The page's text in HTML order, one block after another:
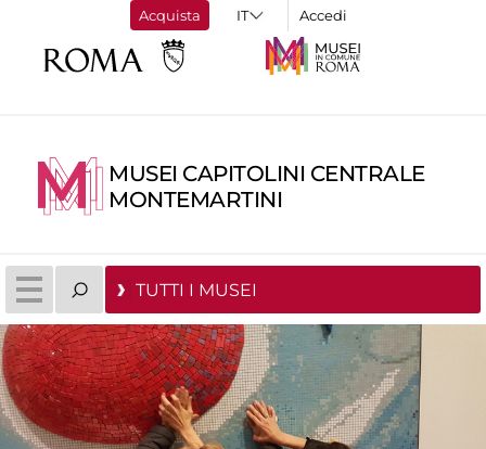
Acquista Accedi
MUSEI CAPITOLINI CENTRALE
MONTEMARTINI
TUTTI I MUSEI